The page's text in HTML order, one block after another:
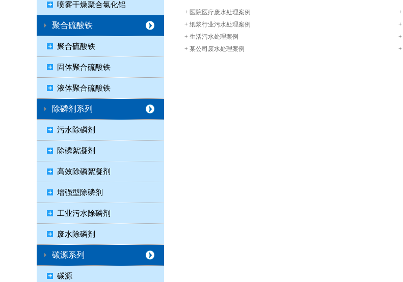
喷雾干燥聚合氯化铝
聚合硫酸铁
聚合硫酸铁
固体聚合硫酸铁
液体聚合硫酸铁
除磷剂系列
污水除磷剂
除磷絮凝剂
高效除磷絮凝剂
增强型除磷剂
工业污水除磷剂
废水除磷剂
碳源系列
碳源
+ 医院医疗废水处理案例 +
+ 纸浆行业污水处理案例 +
+ 生活污水处理案例 +
+ 某公司废水处理案例 +